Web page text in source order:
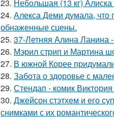
23. Небольшая (13 кг)
24. Алекса Деми думала, что
обнаженные сцены.
25. 37-Летняя Алина Ланина
26. Мэрил стрип и Мартина
27. В южной Корее
28. Забота о здоровье с
29. Стендап - комик
30. Джейсон стэтхем и его
снимками с их